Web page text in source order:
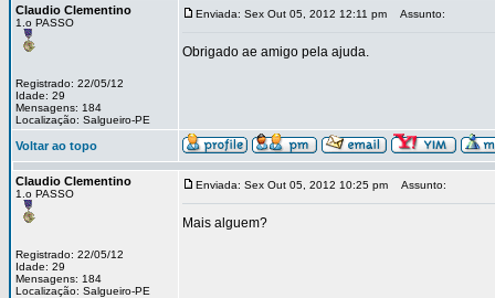
Claudio Clementino
1.o PASSO
Registrado: 22/05/12
Idade: 29
Mensagens: 184
Localização: Salgueiro-PE
Enviada: Sex Out 05, 2012 12:11 pm Assunto:
Obrigado ae amigo pela ajuda.
Voltar ao topo
Claudio Clementino
1.o PASSO
Registrado: 22/05/12
Idade: 29
Mensagens: 184
Localização: Salgueiro-PE
Enviada: Sex Out 05, 2012 10:25 pm Assunto:
Mais alguem?